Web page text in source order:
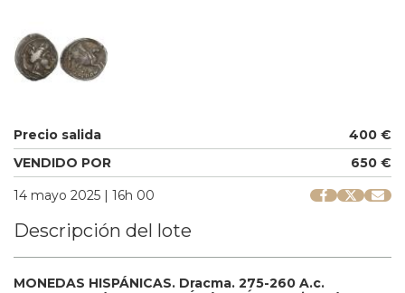
Precio salida
400 €
VENDIDO POR
650 €
14 mayo 2025 | 16h 00
Descripción del lote
MONEDAS HISPÁNICAS. Dracma. 275-260 A.c.